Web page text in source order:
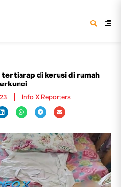
di kerusi di rumah
Info X Reporters